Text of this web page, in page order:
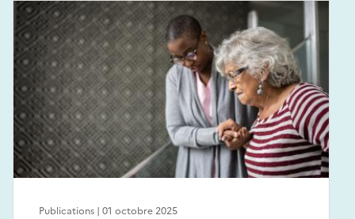
Publications | 01 octobre 2025